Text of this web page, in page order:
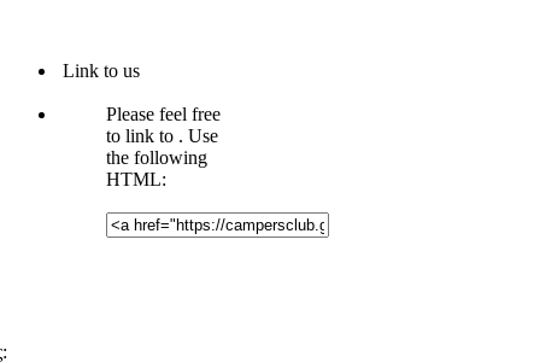
Link to us
Please feel free
to link to . Use
the following
HTML: